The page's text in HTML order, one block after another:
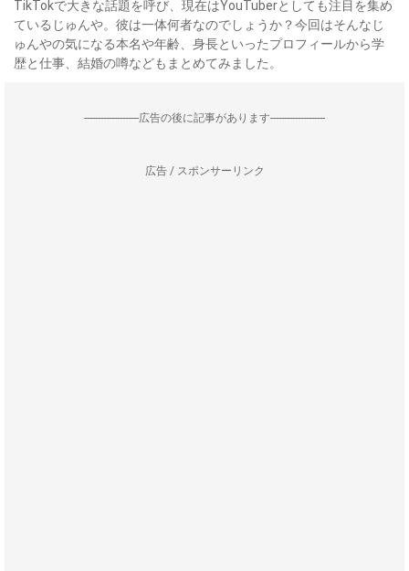
TikTokで大きな話題を呼び、現在はYouTuberとしても注目を集め
ているじゅんや。彼は一体何者なのでしょうか？今回はそんなじ
ゅんやの気になる本名や年齢、身長といったプロフィールから学
歴と仕事、結婚の噂などもまとめてみました。
--------------------広告の後に記事があります--------------------
広告 / スポンサーリンク